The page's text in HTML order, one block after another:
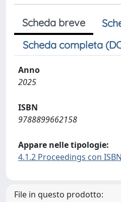
Scheda breve
Scheda completa
Anno
2025
ISBN
9788899662158
Appare nelle tipologie:
4.1.2 Proceedings con ISBN
File in questo prodotto: